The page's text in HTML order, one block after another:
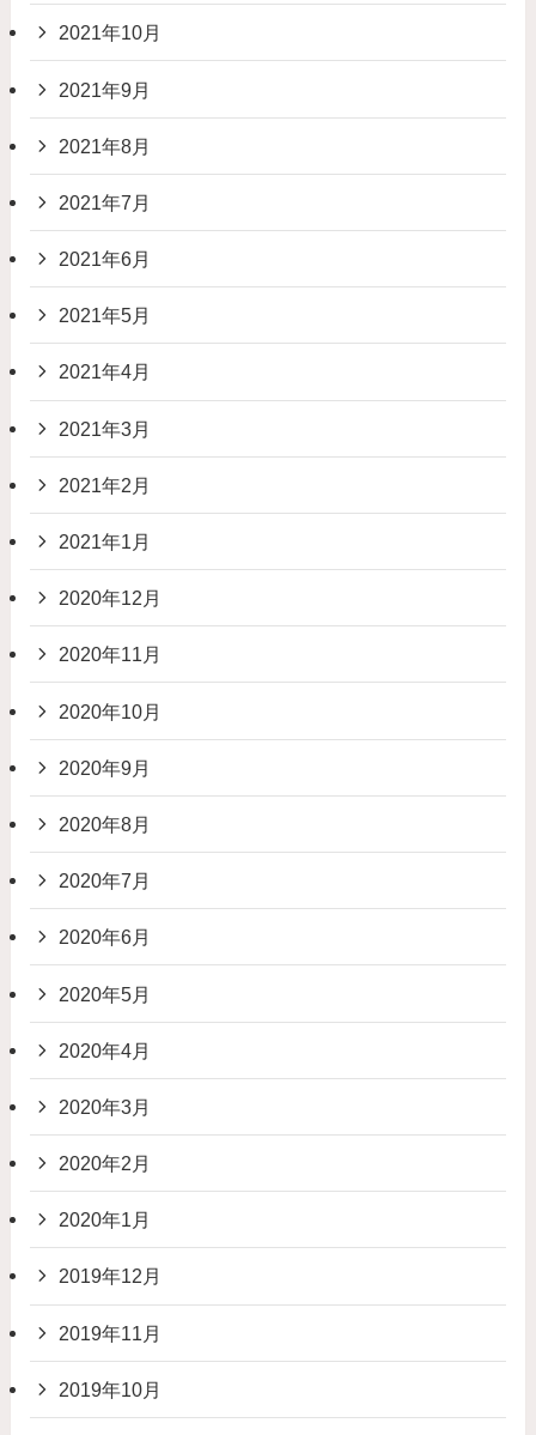
2021年10月
2021年9月
2021年8月
2021年7月
2021年6月
2021年5月
2021年4月
2021年3月
2021年2月
2021年1月
2020年12月
2020年11月
2020年10月
2020年9月
2020年8月
2020年7月
2020年6月
2020年5月
2020年4月
2020年3月
2020年2月
2020年1月
2019年12月
2019年11月
2019年10月